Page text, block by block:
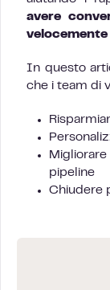
avere
In questo
che i team di
pipeline
Chiudere